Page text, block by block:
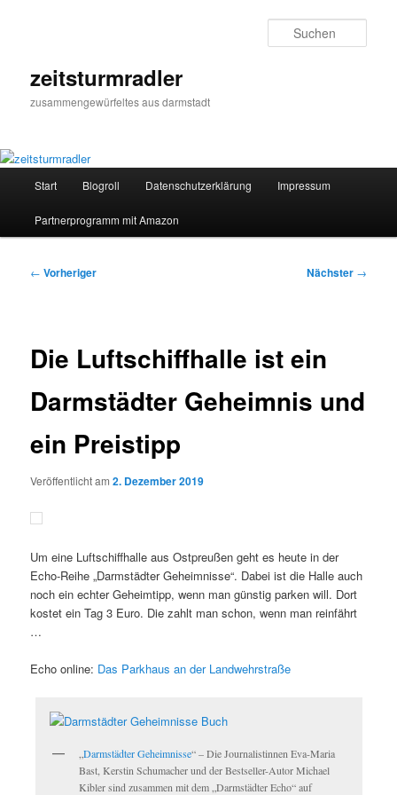
zeitsturmradler
zusammengewürfeltes aus darmstadt
Start Blogroll Datenschutzerklärung Impressum
Partnerprogramm mit Amazon
Beitragsnavigation
← Vorheriger Nächster →
Die Luftschiffhalle ist ein
Darmstädter Geheimnis und
ein Preistipp
Veröffentlicht am2. Dezember 2019
Um eine Luftschiffhalle aus Ostpreußen geht es heute in der
Echo-Reihe „Darmstädter Geheimnisse“. Dabei ist die Halle auch
noch ein echter Geheimtipp, wenn man günstig parken will. Dort
kostet ein Tag 3 Euro. Die zahlt man schon, wenn man reinfährt
…
Echo online: Das Parkhaus an der Landwehrstraße
Darmstädter Geheimnisse“ – Die Journalistinnen Eva-Maria
Bast, Kerstin Schumacher und der Bestseller-Autor Michael
Kibler sind zusammen mit dem „Darmstädter Echo“ auf